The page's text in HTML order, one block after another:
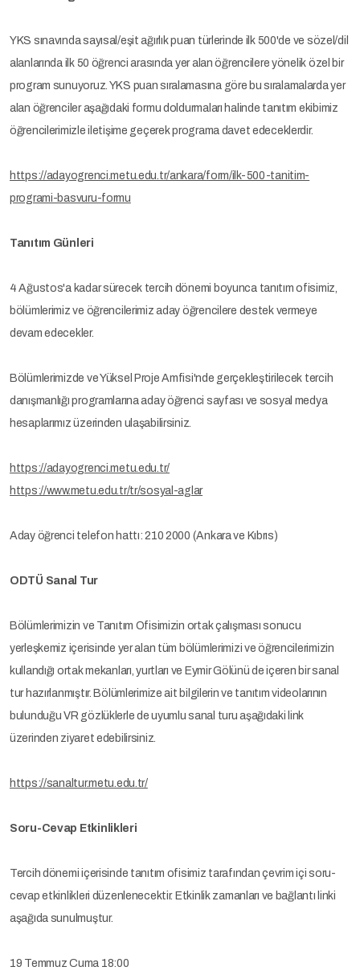
YKS sınavında sayısal/eşit ağırlık puan türlerinde ilk 500'de ve sözel/dil
alanlarında ilk 50 öğrenci arasında yer alan öğrencilere yönelik özel bir
program sunuyoruz. YKS puan sıralamasına göre bu sıralamalarda yer
alan öğrenciler aşağıdaki formu doldurmaları halinde tanıtım ekibimiz
öğrencilerimizle iletişime geçerek programa davet edeceklerdir.
https://adayogrenci.metu.edu.tr/ankara/form/ilk-500-tanitim-
programi-basvuru-formu
Tanıtım Günleri
4 Ağustos'a kadar sürecek tercih dönemi boyunca tanıtım ofisimiz,
bölümlerimiz ve öğrencilerimiz aday öğrencilere destek vermeye
devam edecekler.
Bölümlerimizde ve Yüksel Proje Amfisi'nde gerçekleştirilecek tercih
danışmanlığı programlarına aday öğrenci sayfası ve sosyal medya
hesaplarımız üzerinden ulaşabilirsiniz.
https://adayogrenci.metu.edu.tr/
https://www.metu.edu.tr/tr/sosyal-aglar
Aday öğrenci telefon hattı: 210 2000 (Ankara ve Kıbrıs)
ODTÜ Sanal Tur
Bölümlerimizin ve Tanıtım Ofisimizin ortak çalışması sonucu
yerleşkemiz içerisinde yer alan tüm bölümlerimizi ve öğrencilerimizin
kullandığı ortak mekanları, yurtları ve Eymir Gölünü de içeren bir sanal
tur hazırlanmıştır. Bölümlerimize ait bilgilerin ve tanıtım videolarının
bulunduğu VR gözlüklerle de uyumlu sanal turu aşağıdaki link
üzerinden ziyaret edebilirsiniz.
https://sanaltur.metu.edu.tr/
Soru-Cevap Etkinlikleri
Tercih dönemi içerisinde tanıtım ofisimiz tarafından çevrim içi soru-
cevap etkinlikleri düzenlenecektir. Etkinlik zamanları ve bağlantı linki
aşağıda sunulmuştur.
19 Temmuz Cuma 18:00